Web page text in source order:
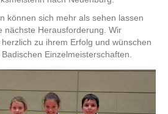
können sich mehr als sehen lassen
nächste Herausforderung. Wir
zu ihrem Erfolg und wünschen
Einzelmeisterschaften.